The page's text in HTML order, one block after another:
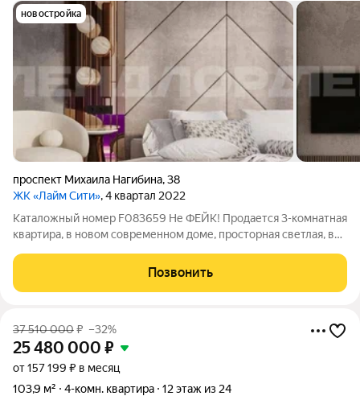
новостройка
проспект Михаила Нагибина,38
ЖК «Лайм Сити», 4 квартал 2022
Каталожный номер F083659 Не ФЕЙК! Продается 3-комнатная
квартира, в новом современном доме, просторная светлая, в
на город и новую детскую площадку. Существующие лифты от
мировых лидеров
Позвонить
37 510 000₽ –32%
25 480 000 ₽
от 157 199 ₽ в месяц
103,9 м²
4-комн. квартира 12 этаж из 24